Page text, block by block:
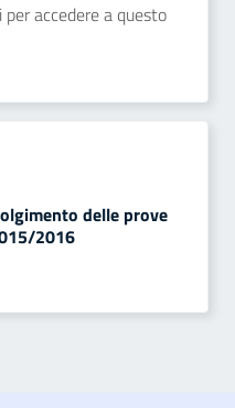
accedere a questo
delle prove
2016